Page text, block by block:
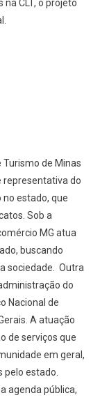
CLT, o projeto
Turismo de Minas
representativa do
estado, que
Sob a
MG atua
buscando
sociedade. Outra
do
Nacional de
A atuação
de serviços que
em geral,
pelo estado.
agenda pública,